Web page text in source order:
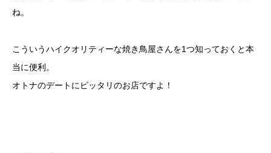
ね。
こういうハイクオリティーな焼き鳥屋さんを1つ知っておくと本
当に便利。
オトナのデートにピッタリのお店ですよ！